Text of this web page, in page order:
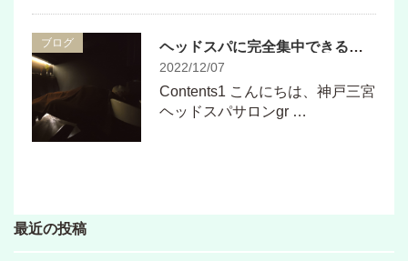
ブログ ヘッドスパに完全集中できるお部屋づくり
2022/12/07
Contents1 こんにちは、神戸三宮
ヘッドスパサロンgr …
最近の投稿